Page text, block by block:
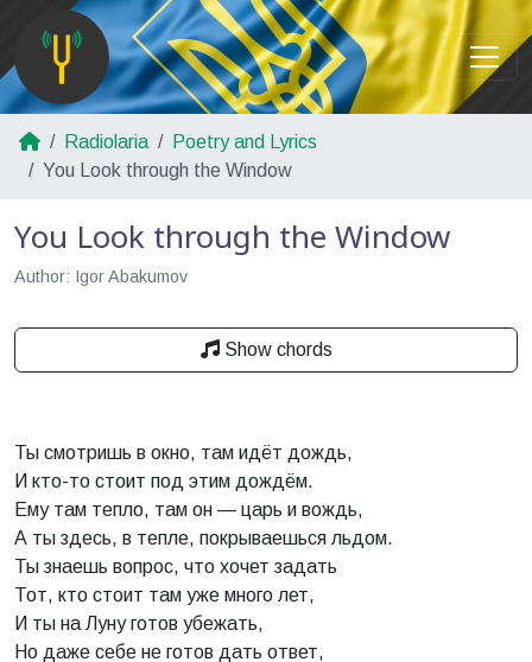
Radiolaria
Poetry and Lyrics
You Look through the Window
You Look through the Window
Author: Igor Abakumov
Show chords
Ты смотришь в окно, там идёт дождь,
И кто-то стоит под этим дождём.
Ему там тепло, там он — царь и вождь,
А ты здесь, в тепле, покрываешься льдом.
Ты знаешь вопрос, что хочет задать
Тот, кто стоит там уже много лет,
И ты на Луну готов убежать,
Но даже себе не готов дать ответ,